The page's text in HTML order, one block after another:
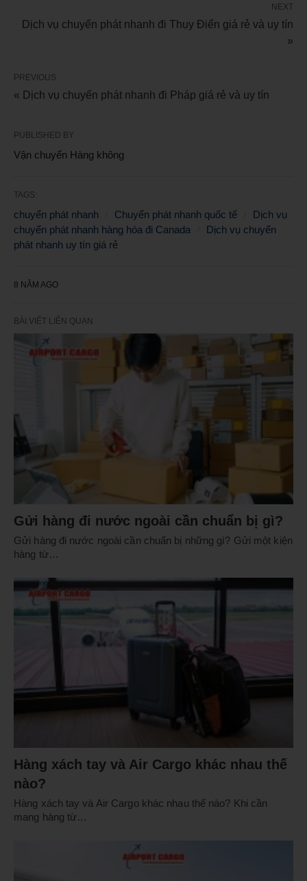
NEXT
Dịch vụ chuyển phát nhanh đi Thụy Điển giá rẻ và uy tín
»
PREVIOUS
« Dịch vụ chuyển phát nhanh đi Pháp giá rẻ và uy tín
PUBLISHED BY
Vận chuyển Hàng không
TAGS:
chuyển phát nhanh Chuyển phát nhanh quốc tế
Dịch vụ
chuyển phát nhanh hàng hóa đi Canada
Dịch vụ chuyển
phát nhanh uy tín giá rẻ
8 NĂM AGO
BÀI VIẾT LIÊN QUAN
Gửi hàng đi nước ngoài cần chuẩn bị gì?
Gửi hàng đi nước ngoài cần chuẩn bị những gì? Gửi một kiện
hàng từ…
Hàng xách tay và Air Cargo khác nhau thế
nào?
Hàng xách tay và Air Cargo khác nhau thế nào? Khi cần
mang hàng từ…